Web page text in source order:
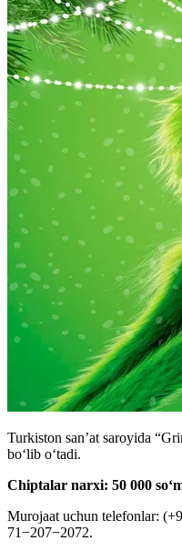
Turkiston san’at saroyida
boʻlib oʻtadi.
Chiptalar narxi: 50 000
Murojaat uchun telefonlar:
71−207−2072.